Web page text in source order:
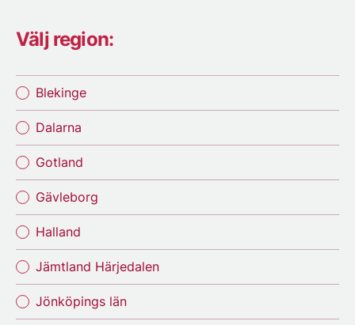
Välj region:
Blekinge
Dalarna
Gotland
Gävleborg
Halland
Jämtland Härjedalen
Jönköpings län